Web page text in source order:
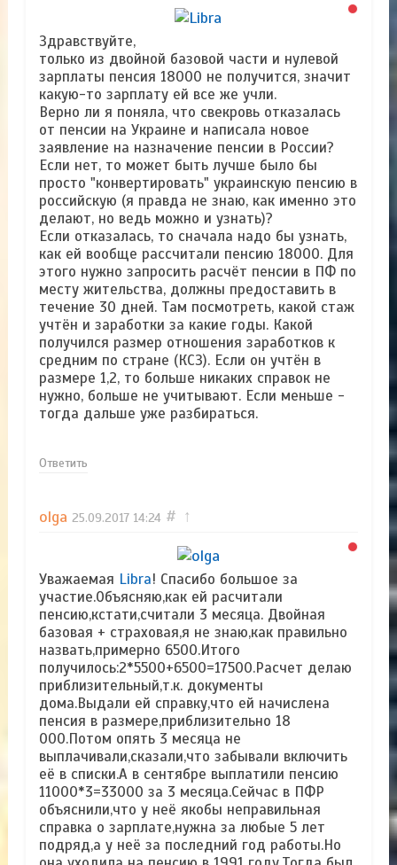
Здравствуйте,
только из двойной базовой части и нулевой
зарплаты пенсия 18000 не получится, значит
какую-то зарплату ей все же учли.
Верно ли я поняла, что свекровь отказалась
от пенсии на Украине и написала новое
заявление на назначение пенсии в России?
Если нет, то может быть лучше было бы
просто "конвертировать" украинскую пенсию в
российскую (я правда не знаю, как именно это
делают, но ведь можно и узнать)?
Если отказалась, то сначала надо бы узнать,
как ей вообще рассчитали пенсию 18000. Для
этого нужно запросить расчёт пенсии в ПФ по
месту жительства, должны предоставить в
течение 30 дней. Там посмотреть, какой стаж
учтён и заработки за какие годы. Какой
получился размер отношения заработков к
средним по стране (КСЗ). Если он учтён в
размере 1,2, то больше никаких справок не
нужно, больше не учитывают. Если меньше -
тогда дальше уже разбираться.
Ответить
olga 25.09.2017 14:24 # ↑
Уважаемая Libra! Спасибо большое за
участие.Объясняю,как ей расчитали
пенсию,кстати,считали 3 месяца. Двойная
базовая + страховая,я не знаю,как правильно
назвать,примерно 6500.Итого
получилось:2*5500+6500=17500.Расчет делаю
приблизительный,т.к. документы
дома.Выдали ей справку,что ей начислена
пенсия в размере,приблизительно 18
000.Потом опять 3 месяца не
выплачивали,сказали,что забывали включить
её в списки.А в сентябре выплатили пенсию
11000*3=33000 за 3 месяца.Сейчас в ПФР
объяснили,что у неё якобы неправильная
справка о зарплате,нужна за любые 5 лет
подряд,а у неё за последний год работы.Но